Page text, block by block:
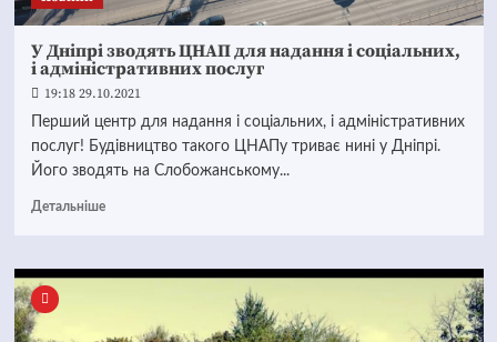
У Дніпрі зводять ЦНАП для надання і соціальних,
і адміністративних послуг
19:18 29.10.2021
Перший центр для надання і соціальних, і адміністративних
послуг! Будівництво такого ЦНАПу триває нині у Дніпрі.
Його зводять на Слобожанському...
Детальніше